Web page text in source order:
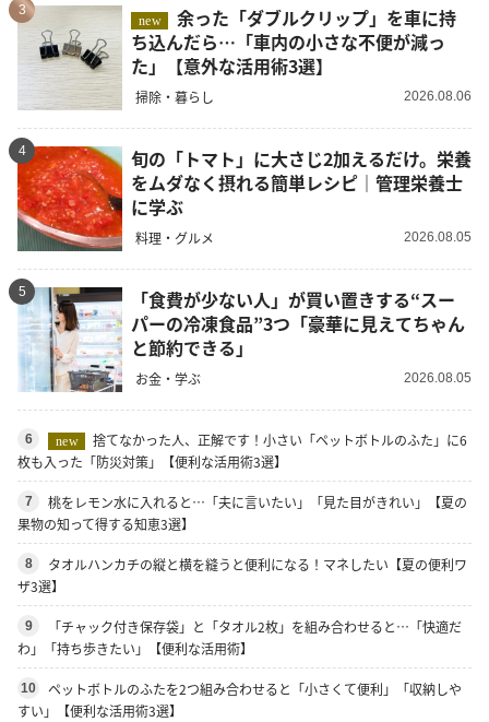
3
new
余った「ダブルクリップ」を車に持
ち込んだら…「車内の小さな不便が減っ
た」【意外な活用術3選】
掃除・暮らし 2026.08.06
4
旬の「トマト」に大さじ2加えるだけ。栄養
をムダなく摂れる簡単レシピ｜管理栄養士
に学ぶ
料理・グルメ 2026.08.05
5
「食費が少ない人」が買い置きする“スー
パーの冷凍食品”3つ「豪華に見えてちゃん
と節約できる」
お金・学ぶ 2026.08.05
6 new
捨てなかった人、正解です！小さい「ペットボトルのふた」に6
枚も入った「防災対策」【便利な活用術3選】
7
桃をレモン水に入れると…「夫に言いたい」「見た目がきれい」【夏の
果物の知って得する知恵3選】
8
タオルハンカチの縦と横を縫うと便利になる！マネしたい【夏の便利ワ
ザ3選】
9
「チャック付き保存袋」と「タオル2枚」を組み合わせると…「快適だ
わ」「持ち歩きたい」【便利な活用術】
10
ペットボトルのふたを2つ組み合わせると「小さくて便利」「収納しや
すい」【便利な活用術3選】